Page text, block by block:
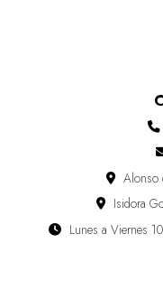
Alonso
Isidora
Lunes a Viernes